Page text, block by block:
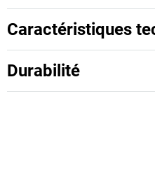
Caractéristiques
Durabilité